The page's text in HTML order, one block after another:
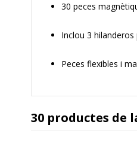
30 peces
Inclou 3
Peces flexibles i
30 productes de